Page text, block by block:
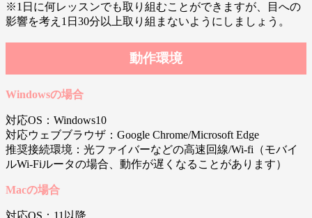
※1日に何レッスンでも取り組むことができますが、目への
影響を考え1日30分以上取り組まないようにしましょう。
動作環境
Windowsの場合
対応OS：Windows10
対応ウェブブラウザ：Google Chrome/Microsoft Edge
推奨接続環境：光ファイバーなどの高速回線/Wi-fi（モバイ
ルWi-Fiルータの場合、動作が遅くなることがあります）
Macの場合
対応OS：11以降